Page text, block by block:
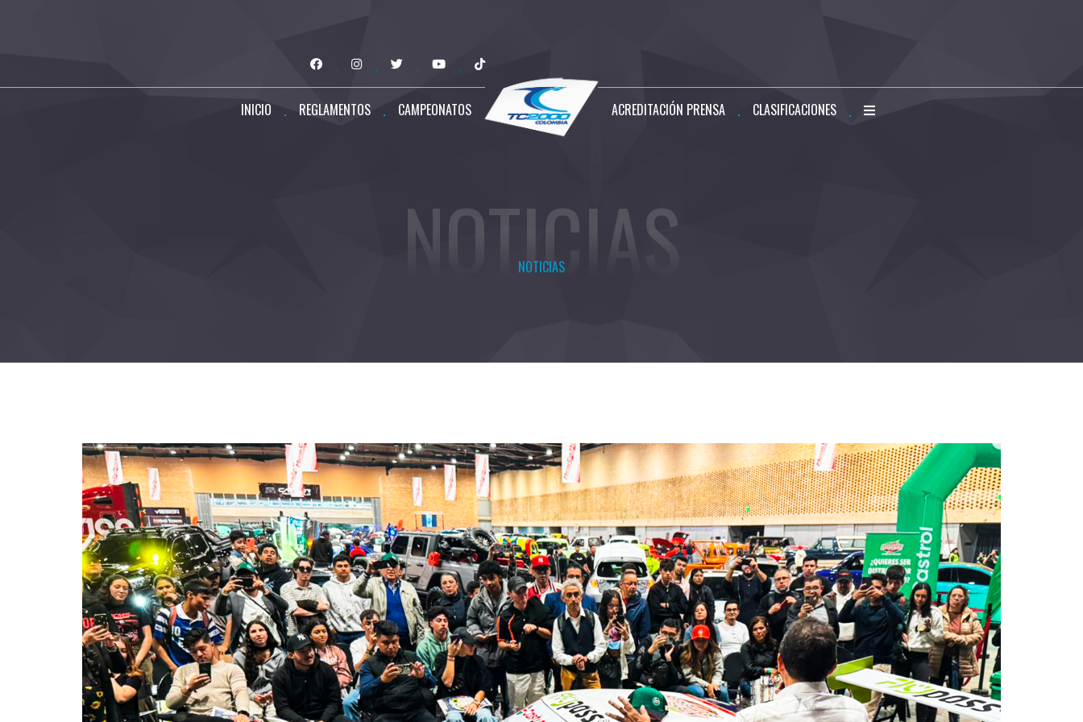
INICIO REGLAMENTOS CAMPEONATOS ACREDITACIÓN PRENSA CLASIFICACIONES
NOTICIAS
NOTICIAS